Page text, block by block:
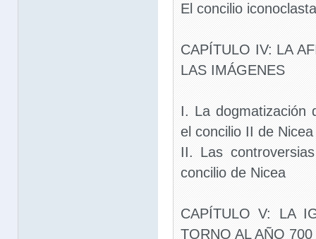
El concilio
CAPÍTULO IV: LA
LAS IMÁGENES
I. La dogmatización
el concilio II de
II. Las
concilio de Nicea
CAPÍTULO V: LA
TORNO AL AÑO 700